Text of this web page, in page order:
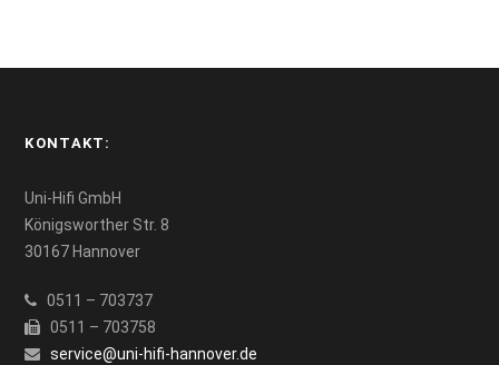
KONTAKT:
Uni-Hifi GmbH
Königsworther Str. 8
30167 Hannover
0511 – 703737
0511 – 703758
service@uni-hifi-hannover.de